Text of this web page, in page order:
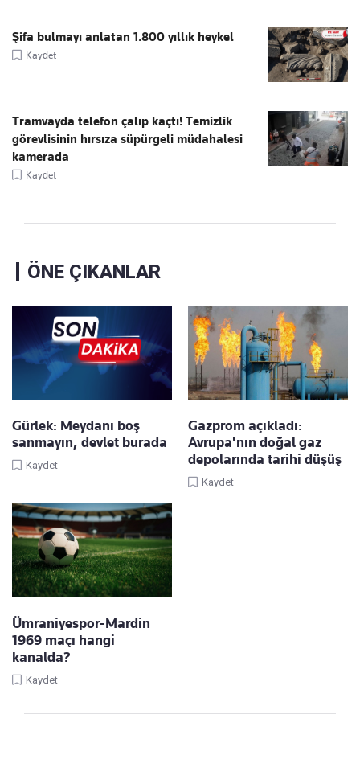
Şifa bulmayı anlatan 1.800 yıllık heykel
Kaydet
Tramvayda telefon çalıp kaçtı! Temizlik
görevlisinin hırsıza süpürgeli müdahalesi
kamerada
Kaydet
ÖNE ÇIKANLAR
Gürlek: Meydanı boş
sanmayın, devlet burada
Kaydet
Gazprom açıkladı:
Avrupa'nın doğal gaz
depolarında tarihi düşüş
Kaydet
Ümraniyespor-Mardin
1969 maçı hangi
kanalda?
Kaydet